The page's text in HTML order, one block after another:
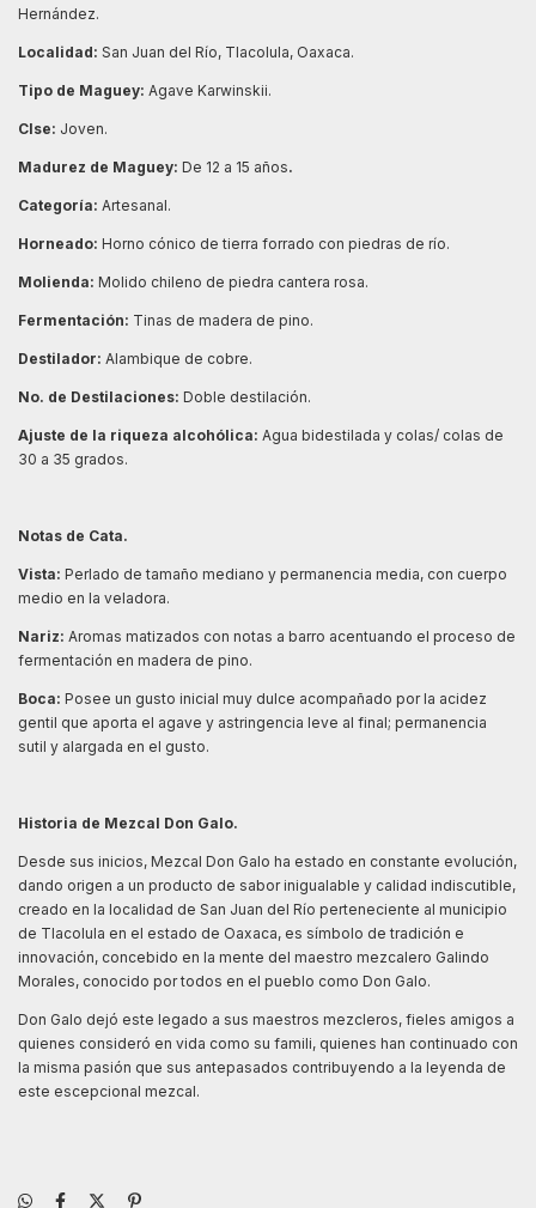
Hernández.
Localidad: San Juan del Río, Tlacolula, Oaxaca.
Tipo de Maguey: Agave Karwinskii.
Clse: Joven.
Madurez de Maguey: De 12 a 15 años.
Categoría: Artesanal.
Horneado: Horno cónico de tierra forrado con piedras de río.
Molienda: Molido chileno de piedra cantera rosa.
Fermentación: Tinas de madera de pino.
Destilador: Alambique de cobre.
No. de Destilaciones: Doble destilación.
Ajuste de la riqueza alcohólica: Agua bidestilada y colas/ colas de
30 a 35 grados.
Notas de Cata.
Vista: Perlado de tamaño mediano y permanencia media, con cuerpo
medio en la veladora.
Nariz: Aromas matizados con notas a barro acentuando el proceso de
fermentación en madera de pino.
Boca: Posee un gusto inicial muy dulce acompañado por la acidez
gentil que aporta el agave y astringencia leve al final; permanencia
sutil y alargada en el gusto.
Historia de Mezcal Don Galo.
Desde sus inicios, Mezcal Don Galo ha estado en constante evolución,
dando origen a un producto de sabor inigualable y calidad indiscutible,
creado en la localidad de San Juan del Río perteneciente al municipio
de Tlacolula en el estado de Oaxaca, es símbolo de tradición e
innovación, concebido en la mente del maestro mezcalero Galindo
Morales, conocido por todos en el pueblo como Don Galo.
Don Galo dejó este legado a sus maestros mezcleros, fieles amigos a
quienes consideró en vida como su famili, quienes han continuado con
la misma pasión que sus antepasados contribuyendo a la leyenda de
este escepcional mezcal.